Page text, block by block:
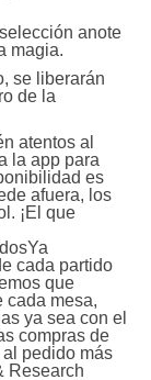
anote
magia.
se liberarán
de la
atentos al
la app para
es
afuera, los
¡El que
cada partido
que
cada mesa,
ya sea con el
compras de
pedido más
Research